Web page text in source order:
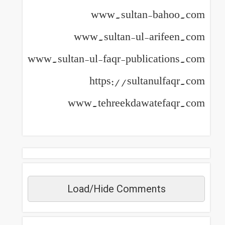
www.sultan-bahoo.com
www.sultan-ul-arifeen.com
www.sultan-ul-faqr-publications.com
https://sultanulfaqr.com
www.tehreekdawatefaqr.com
Load/Hide Comments